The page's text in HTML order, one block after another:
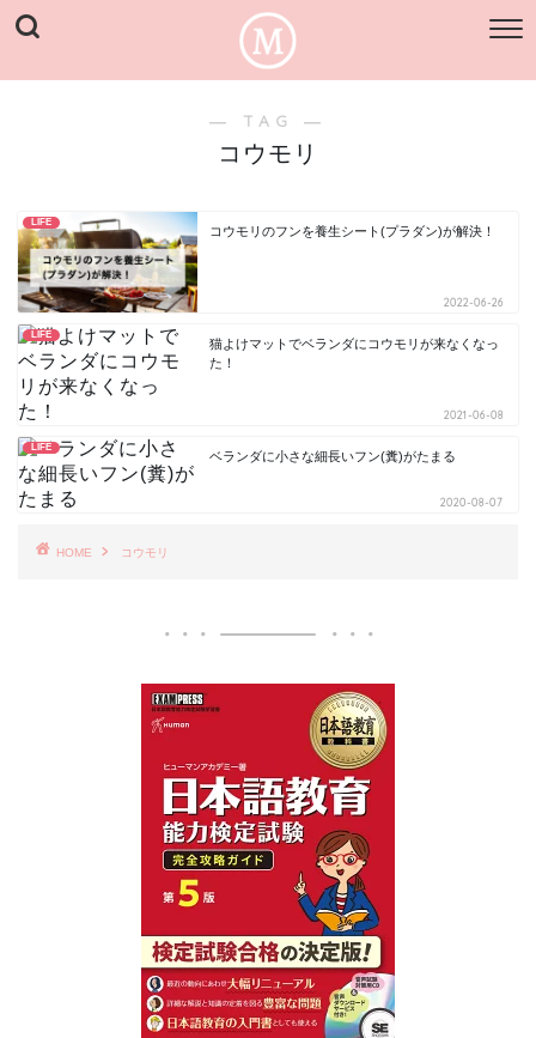
― TAG ―
コウモリ
LIFE
コウモリのフンを養生シート(プラダン)が解決！
2022-06-26
LIFE
猫よけマットでベランダにコウモリが来なくなっ
た！
2021-06-08
LIFE
ベランダに小さな細長いフン(糞)がたまる
2020-08-07
HOME コウモリ